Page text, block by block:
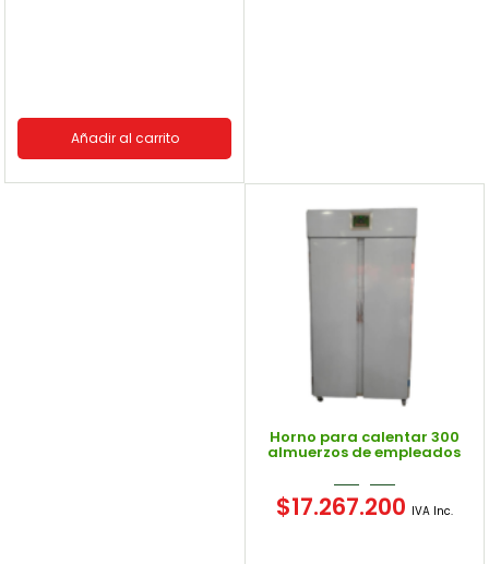
Añadir al carrito
Horno para calentar 300
almuerzos de empleados
$17.267.200 IVA Inc.